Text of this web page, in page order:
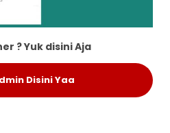
? Yuk disini Aja
Disini Yaa